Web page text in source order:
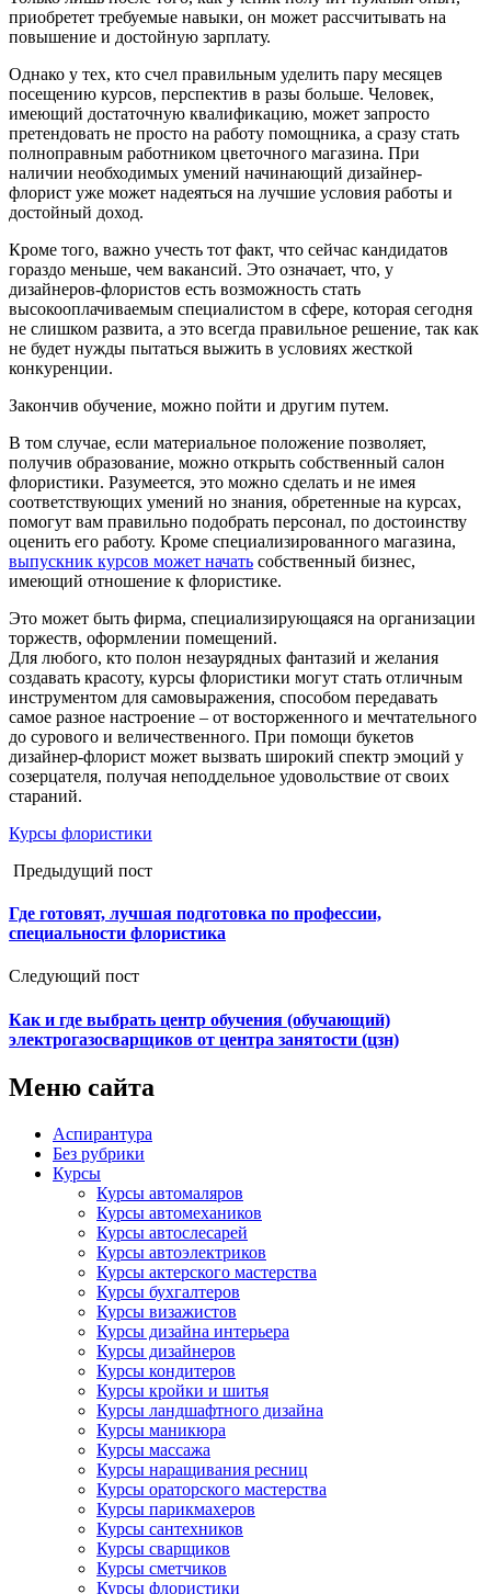
приобретет требуемые навыки, он может рассчитывать на
повышение и достойную зарплату.
Однако у тех, кто счел правильным уделить пару месяцев
посещению курсов, перспектив в разы больше. Человек,
имеющий достаточную квалификацию, может запросто
претендовать не просто на работу помощника, а сразу стать
полноправным работником цветочного магазина. При
наличии необходимых умений начинающий дизайнер-
флорист уже может надеяться на лучшие условия работы и
достойный доход.
Кроме того, важно учесть тот факт, что сейчас кандидатов
гораздо меньше, чем вакансий. Это означает, что, у
дизайнеров-флористов есть возможность стать
высокооплачиваемым специалистом в сфере, которая сегодня
не слишком развита, а это всегда правильное решение, так как
не будет нужды пытаться выжить в условиях жесткой
конкуренции.
Закончив обучение, можно пойти и другим путем.
В том случае, если материальное положение позволяет,
получив образование, можно открыть собственный салон
флористики. Разумеется, это можно сделать и не имея
соответствующих умений но знания, обретенные на курсах,
помогут вам правильно подобрать персонал, по достоинству
оценить его работу. Кроме специализированного магазина,
выпускник курсов может начать собственный бизнес,
имеющий отношение к флористике.
Это может быть фирма, специализирующаяся на организации
торжеств, оформлении помещений.
Для любого, кто полон незаурядных фантазий и желания
создавать красоту, курсы флористики могут стать отличным
инструментом для самовыражения, способом передавать
самое разное настроение – от восторженного и мечтательного
до сурового и величественного. При помощи букетов
дизайнер-флорист может вызвать широкий спектр эмоций у
созерцателя, получая неподдельное удовольствие от своих
стараний.
Курсы флористики
Предыдущий пост
Где готовят, лучшая подготовка по профессии,
специальности флористика
Следующий пост
Как и где выбрать центр обучения (обучающий)
электрогазосварщиков от центра занятости (цзн)
Меню сайта
Аспирантура
Без рубрики
Курсы
Курсы автомаляров
Курсы автомехаников
Курсы автослесарей
Курсы автоэлектриков
Курсы актерского мастерства
Курсы бухгалтеров
Курсы визажистов
Курсы дизайна интерьера
Курсы дизайнеров
Курсы кондитеров
Курсы кройки и шитья
Курсы ландшафтного дизайна
Курсы маникюра
Курсы массажа
Курсы наращивания ресниц
Курсы ораторского мастерства
Курсы парикмахеров
Курсы сантехников
Курсы сварщиков
Курсы сметчиков
Курсы флористики